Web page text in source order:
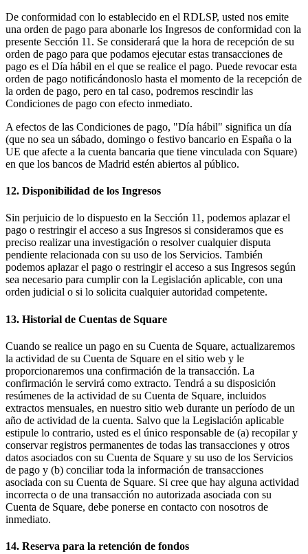
De conformidad con lo establecido en el RDLSP, usted nos emite
una orden de pago para abonarle los Ingresos de conformidad con la
presente Sección 11. Se considerará que la hora de recepción de su
orden de pago para que podamos ejecutar estas transacciones de
pago es el Día hábil en el que se realice el pago. Puede revocar esta
orden de pago notificándonoslo hasta el momento de la recepción de
la orden de pago, pero en tal caso, podremos rescindir las
Condiciones de pago con efecto inmediato.
A efectos de las Condiciones de pago, "Día hábil" significa un día
(que no sea un sábado, domingo o festivo bancario en España o la
UE que afecte a la cuenta bancaria que tiene vinculada con Square)
en que los bancos de Madrid estén abiertos al público.
12. Disponibilidad de los Ingresos
Sin perjuicio de lo dispuesto en la Sección 11, podemos aplazar el
pago o restringir el acceso a sus Ingresos si consideramos que es
preciso realizar una investigación o resolver cualquier disputa
pendiente relacionada con su uso de los Servicios. También
podemos aplazar el pago o restringir el acceso a sus Ingresos según
sea necesario para cumplir con la Legislación aplicable, con una
orden judicial o si lo solicita cualquier autoridad competente.
13. Historial de Cuentas de Square
Cuando se realice un pago en su Cuenta de Square, actualizaremos
la actividad de su Cuenta de Square en el sitio web y le
proporcionaremos una confirmación de la transacción. La
confirmación le servirá como extracto. Tendrá a su disposición
resúmenes de la actividad de su Cuenta de Square, incluidos
extractos mensuales, en nuestro sitio web durante un período de un
año de actividad de la cuenta. Salvo que la Legislación aplicable
estipule lo contrario, usted es el único responsable de (a) recopilar y
conservar registros permanentes de todas las transacciones y otros
datos asociados con su Cuenta de Square y su uso de los Servicios
de pago y (b) conciliar toda la información de transacciones
asociada con su Cuenta de Square. Si cree que hay alguna actividad
incorrecta o de una transacción no autorizada asociada con su
Cuenta de Square, debe ponerse en contacto con nosotros de
inmediato.
14. Reserva para la retención de fondos